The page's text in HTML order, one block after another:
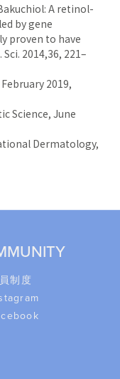
A retinol-
by gene
proven to have
2014,36, 221–
2019,
Science, June
Dermatology,
制度